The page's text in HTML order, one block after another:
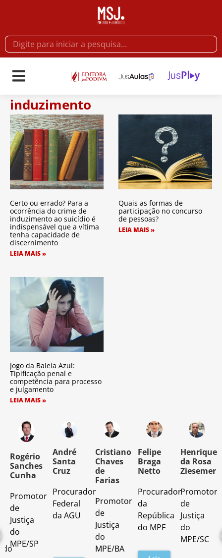
induzimento
Certo ou errado? Para a
ocorrência do crime de
induzimento ao suicídio é
indispensável que a vítima
tenha capacidade de
discernimento
LEIA MAIS »
Quais as formas de
participação no concurso
de pessoas?
LEIA MAIS »
Jogo da Baleia Azul:
Tipificação penal e
competência para processo
e julgamento
LEIA MAIS »
Rogério
Sanches
Cunha
Promotor
de
Justiça
do
MPE/SP
André
Santa
Cruz
Procurador
Federal
da AGU
Cristiano
Chaves
de
Farias
Promotor
de
Justiça
do
MPE/BA
Felipe
Braga
Netto
Procurador
da
República
do MPF
Henrique
da Rosa
Ziesemer
Promotor
de
Justiça
do
MPE/SC